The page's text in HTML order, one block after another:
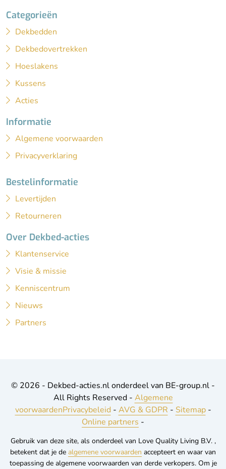
Categorieën
Dekbedden
Dekbedovertrekken
Hoeslakens
Kussens
Acties
Informatie
Algemene voorwaarden
Privacyverklaring
Bestelinformatie
Levertijden
Retourneren
Over Dekbed-acties
Klantenservice
Visie & missie
Kenniscentrum
Nieuws
Partners
© 2026 - Dekbed-acties.nl onderdeel van BE-group.nl -
All Rights Reserved - Algemene
voorwaardenPrivacybeleid- AVG & GDPR - Sitemap-
Online partners -
Gebruik van deze site, als onderdeel van Love Quality Living B.V. ,
betekent dat je de algemene voorwaarden accepteert en waar van
toepassing de algemene voorwaarden van derde verkopers. Om je